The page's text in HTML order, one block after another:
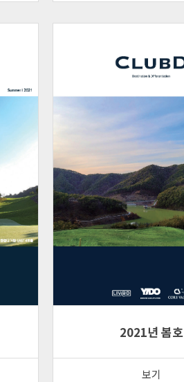
2021년 봄호
보기